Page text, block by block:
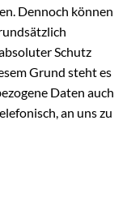
Dennoch können
Schutz
Grund steht es
Daten auch
an uns zu